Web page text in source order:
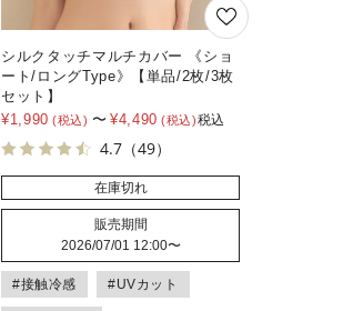
シルクタッチマルチカバー 《ショ
ート/ロングType》【単品/2枚/3枚
セット】
¥1,990 〜 ¥4,490 税込
4.7 （49）
在庫切れ
販売期間
2026/07/01 12:00〜
#接触冷感 #UVカット